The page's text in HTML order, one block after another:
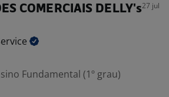
COMERCIAIS DELLY's27 jul
Fundamental (1º grau)